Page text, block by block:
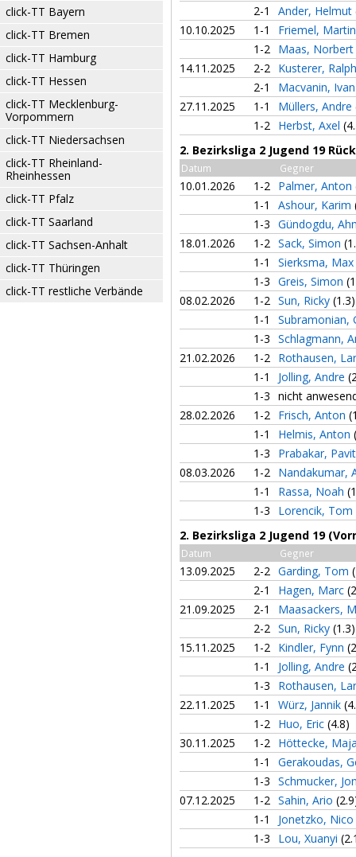
click-TT Bayern
click-TT Bremen
click-TT Hamburg
click-TT Hessen
click-TT Mecklenburg-
Vorpommern
click-TT Niedersachsen
click-TT Rheinland-
Rheinhessen
click-TT Pfalz
click-TT Saarland
click-TT Sachsen-Anhalt
click-TT Thüringen
click-TT restliche Verbände
2-1
Ander, Helmut
10.10.2025
1-1
Friemel,
1-2 Maas, Norbert
14.11.2025
2-2 Kusterer,
2-1
Macvanin,
27.11.2025
1-1 Müllers, Andre
1-2 Herbst, Axel
2. Bezirksliga 2 Jugend 19
Datum Gegner
10.01.2026 1-2 Palmer, Anton
1-1
Ashour, Karim
1-3 Gündogdu,
18.01.2026
1-2 Sack, Simon
1-1
Sierksma, Max
1-3 Greis, Simon
08.02.2026
1-2 Sun, Ricky (1.3)
1-1
Subramonian,
1-3 Schlagmann,
21.02.2026
1-2 Rothausen,
1-1
Jolling, Andre
1-3 nicht
28.02.2026
1-2 Frisch, Anton
1-1
Helmis, Anton
1-3
Prabakar,
08.03.2026
1-2 Nandakumar,
1-1
Rassa, Noah
1-3
Lorencik, Tom
2. Bezirksliga 2 Jugend 19
Datum Gegner
13.09.2025 2-2 Garding, Tom
2-1
Hagen, Marc
21.09.2025
2-1
Maasackers,
2-2 Sun, Ricky (1.3)
15.11.2025
1-2 Kindler, Fynn
1-1
Jolling, Andre
1-3
Rothausen,
22.11.2025
1-1 Würz, Jannik
1-2 Huo, Eric (4.8)
30.11.2025
1-2 Höttecke,
1-1
Gerakoudas,
1-3 Schmucker,
07.12.2025
1-2 Sahin, Ario
1-1
Jonetzko, Nico
1-3
Lou, Xuanyi